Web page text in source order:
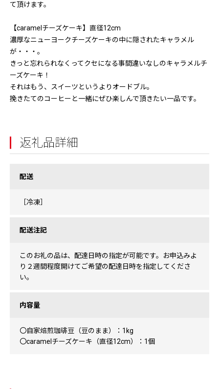
て頂けます。
【caramelチーズケーキ】直径12cm
濃厚なニューヨークチーズケーキの中に隠されたキャラメル
が・・・。
きっと忘れられなくってクセになる事間違いなしのキャラメルチ
ーズケーキ！
それはもう、スイーツというよりオードブル。
挽きたてのコーヒーと一緒にぜひ楽しんで頂きたい一品です。
返礼品詳細
配送
［冷凍］
配送注記
このお礼の品は、配達日時の指定が可能です。お申込みよ
り２週間程度開けてご希望の配達日時を指定してくださ
い。
内容量
〇自家焙煎珈琲豆（豆のまま）：1kg
〇caramelチーズケーキ（直径12cm）：1個